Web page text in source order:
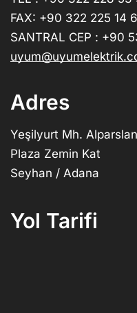
FAX: +90 322 225 14
SANTRAL CEP : +90
Adres
Yeşilyurt Mh.
Plaza Zemin Kat
Seyhan / Adana
Yol Tarifi